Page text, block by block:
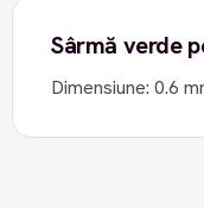
Sârmă verde
Dimensiune: 0.6